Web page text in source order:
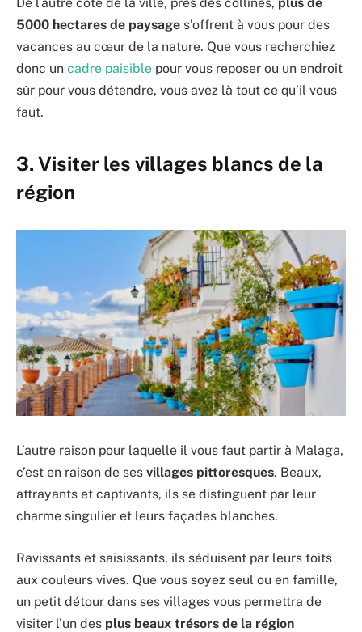
De l’autre côté de la ville, près des collines, plus de
5000 hectares de paysage s’offrent à vous pour des
vacances au cœur de la nature. Que vous recherchiez
donc un cadre paisible pour vous reposer ou un endroit
sûr pour vous détendre, vous avez là tout ce qu’il vous
faut.
3. Visiter les villages blancs de la
région
L’autre raison pour laquelle il vous faut partir à Malaga,
c’est en raison de ses villages pittoresques. Beaux,
attrayants et captivants, ils se distinguent par leur
charme singulier et leurs façades blanches.
Ravissants et saisissants, ils séduisent par leurs toits
aux couleurs vives. Que vous soyez seul ou en famille,
un petit détour dans ses villages vous permettra de
visiter l’un des plus beaux trésors de la région